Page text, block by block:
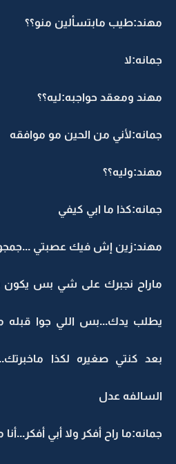
مهند:طيب مابتسألين منو؟؟
جمانه:لا
مهند ومعقد حواجبه:ليه؟؟
جمانه:لأني من الحين مو موافقه
مهند:وليه؟؟
جمانه:كذا ما ابي كيفي
مهند:زين إش فيك عصبتي ...جمجوم
ماراح نجبرك على شي بس يكون
يطلب يدك...بس اللي جوا قبله
بعد كنتي صغيره لكذا
السالفه عدل
جمانه:ما راح أفكر ولا أبي أفكر...أنا